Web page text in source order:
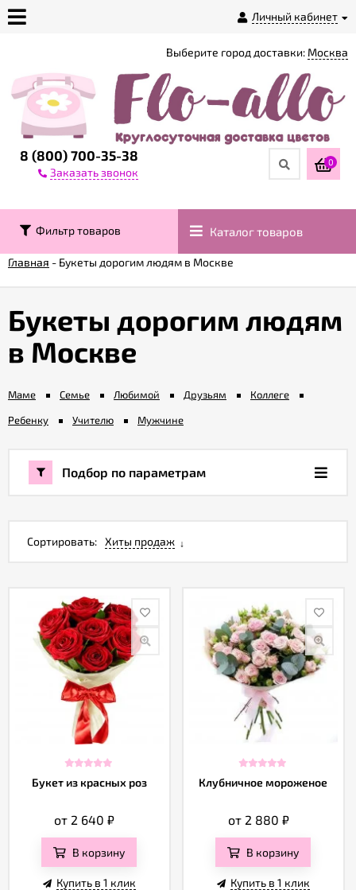
Личный кабинет
магазине
Доставка
Контакты
Гарантии
Акции
оформить
ответ
Политика
конфиденциальности
8 (800) 700-35-38
Заказать звонок
Выберите город доставки: Москва
0
Фильтр товаров Каталог товаров
Главная - Букеты дорогим людям в Москве
Букеты дорогим людям
в Москве
Маме Семье Любимой Друзьям
Коллеге
Ребенку
Учителю Мужчине
Подбор по параметрам
Сортировать: Хиты продаж
Букет из красных роз
от 2 640₽
В корзину
Купить в 1 клик
Клубничное мороженое
от 2 880 ₽
В корзину
Купить в 1 клик